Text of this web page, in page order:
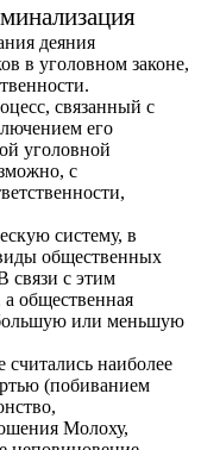
деяния
в уголовном законе,
связанный с
его
уголовной
с
систему, в
общественных
связи с этим
общественная
или меньшую
наиболее
(побиванием
Молоху,